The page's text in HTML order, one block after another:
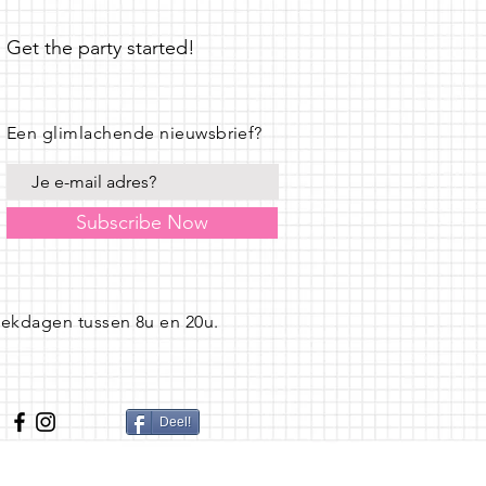
Get the party started!
tussen 8u en 20u.
Een glimlachende nieuwsbrief?
Subscribe Now
Deel!